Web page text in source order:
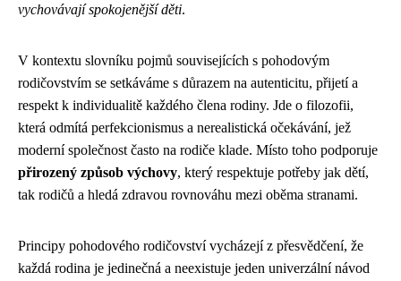
vychovávají spokojenější děti.
V kontextu slovníku pojmů souvisejících s pohodovým
rodičovstvím se setkáváme s důrazem na autenticitu, přijetí a
respekt k individualitě každého člena rodiny. Jde o filozofii,
která odmítá perfekcionismus a nerealistická očekávání, jež
moderní společnost často na rodiče klade. Místo toho podporuje
přirozený způsob výchovy, který respektuje potřeby jak dětí,
tak rodičů a hledá zdravou rovnováhu mezi oběma stranami.
Principy pohodového rodičovství vycházejí z přesvědčení, že
každá rodina je jedinečná a neexistuje jeden univerzální návod